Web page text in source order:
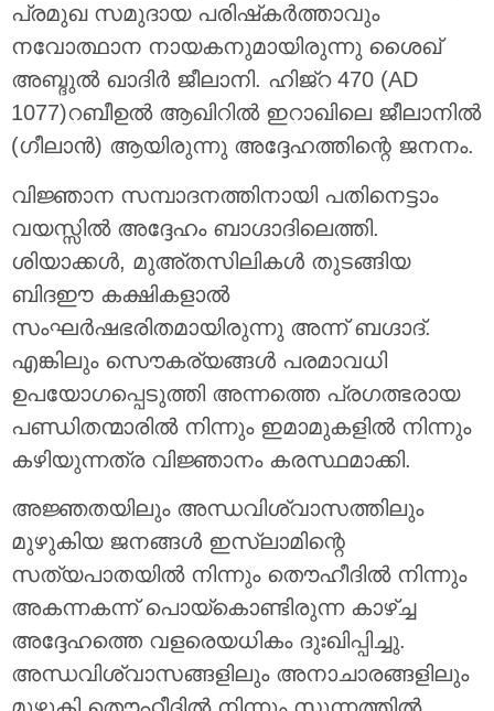
പ്രമുഖ സമുദായ പരിഷ്‌കര്‍ത്താവും
നവോത്ഥാന നായകനുമായിരുന്നു ശൈഖ്
അബ്ദുല്‍ ഖാദിര്‍ ജീലാനി. ഹിജ്‌റ 470 (AD
1077)റബീഉല്‍ ആഖിറില്‍ ഇറാഖിലെ ജീലാനില്‍
(ഗീലാന്‍) ആയിരുന്നു അദ്ദേഹത്തിന്റെ ജനനം.
വിജ്ഞാന സമ്പാദനത്തിനായി പതിനെട്ടാം
വയസ്സില്‍ അദ്ദേഹം ബാഗ്ദാദിലെത്തി.
ശിയാക്കള്‍, മുഅ്തസിലികള്‍ തുടങ്ങിയ
ബിദഈ കക്ഷികളാല്‍
സംഘര്‍ഷഭരിതമായിരുന്നു അന്ന് ബഗ്ദാദ്.
എങ്കിലും സൌകര്യങ്ങള്‍ പരമാവധി
ഉപയോഗപ്പെടുത്തി അന്നത്തെ പ്രഗത്ഭരായ
പണ്ഡിതന്മാരില്‍ നിന്നും ഇമാമുകളില്‍ നിന്നും
കഴിയുന്നത്ര വിജ്ഞാനം കരസ്ഥമാക്കി.
അജ്ഞതയിലും അന്ധവിശ്വാസത്തിലും
മുഴുകിയ ജനങ്ങള്‍ ഇസ്ലാമിന്റെ
സത്യപാതയില്‍ നിന്നും തൌഹീദില്‍ നിന്നും
അകന്നകന്ന് പൊയ്കൊണ്ടിരുന്ന കാഴ്ച്ച
അദ്ദേഹത്തെ വളരെയധികം ദുഃഖിപ്പിച്ചു.
അന്ധവിശ്വാസങ്ങളിലും അനാചാരങ്ങളിലും